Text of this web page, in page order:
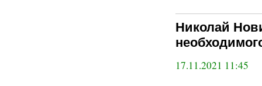
Николай
17.11.2021 11:45